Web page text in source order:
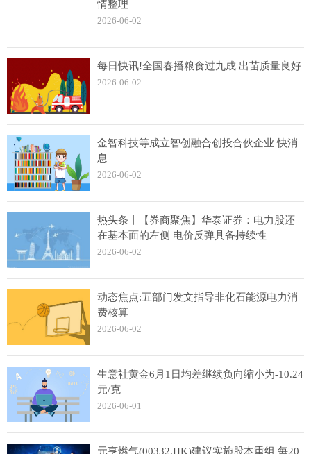
情整理
2026-06-02
每日快讯!全国春播粮食过九成 出苗质量良好
2026-06-02
金智科技等成立智创融合创投合伙企业 快消
息
2026-06-02
热头条丨【券商聚焦】华泰证券：电力股还
在基本面的左侧 电价反弹具备持续性
2026-06-02
动态焦点:五部门发文指导非化石能源电力消
费核算
2026-06-02
生意社黄金6月1日均差继续负向缩小为-10.24
元/克
2026-06-01
元亨燃气(00332.HK)建议实施股本重组 每20